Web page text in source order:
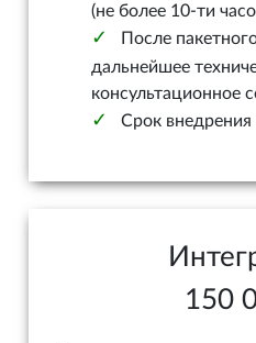
(не более 10-ти
После
дальнейшее
консультационное
Срок
150